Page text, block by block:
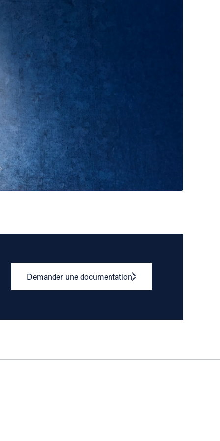
Demander une documentation